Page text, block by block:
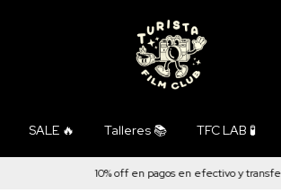
SALE 🔥 Talleres 📚 TFC LAB 🧪
10% off en pagos en efectivo y transferencia